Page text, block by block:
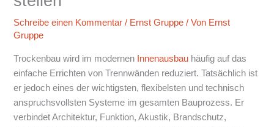
Schreibe einen Kommentar / Ernst Gruppe / Von Ernst
Gruppe
Trockenbau wird im modernen Innenausbau häufig auf das
einfache Errichten von Trennwänden reduziert. Tatsächlich ist
er jedoch eines der wichtigsten, flexibelsten und technisch
anspruchsvollsten Systeme im gesamten Bauprozess. Er
verbindet Architektur, Funktion, Akustik, Brandschutz,